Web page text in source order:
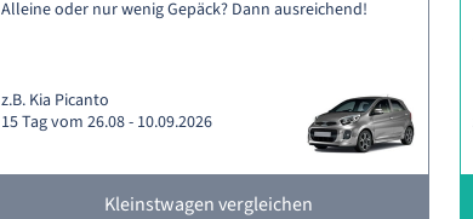
Alleine oder nur wenig Gepäck? Dann ausreichend!
z.B. Kia Picanto
15 Tag vom 26.08 - 10.09.2026
Kleinstwagen vergleichen